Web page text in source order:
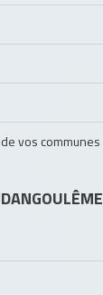
vos communes